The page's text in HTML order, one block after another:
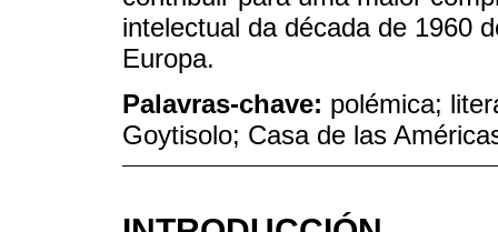
intelectual da década de 1960
Europa.
Palavras-chave: polémica;
Goytisolo; Casa de las